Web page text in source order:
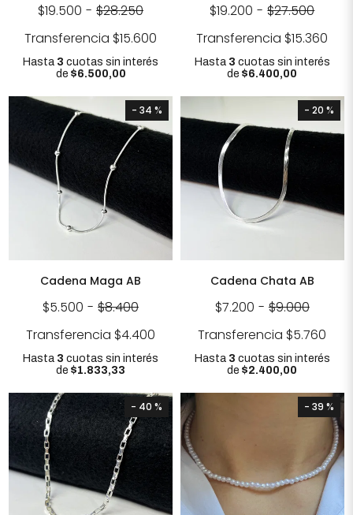
$19.500 - $28.250
Transferencia $15.600
Hasta 3 cuotas sin interés
de $6.500,00
$19.200 - $27.500
Transferencia $15.360
Hasta 3 cuotas sin interés
de$6.400,00
- 34 %
Cadena Maga AB
$5.500 - $8.400
Transferencia $4.400
Hasta 3 cuotas sin interés
de$1.833,33
- 20 %
Cadena Chata AB
$7.200 - $9.000
Transferencia $5.760
Hasta 3 cuotas sin interés
de$2.400,00
- 40 % - 39 %